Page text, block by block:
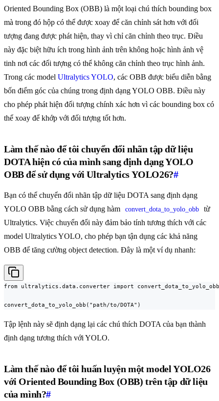
Oriented Bounding Box (OBB) là một loại chú thích bounding box
mà trong đó hộp có thể được xoay để căn chỉnh sát hơn với đối
tượng đang được phát hiện, thay vì chỉ căn chỉnh theo trục. Điều
này đặc biệt hữu ích trong hình ảnh trên không hoặc hình ảnh vệ
tinh nơi các đối tượng có thể không căn chỉnh theo trục hình ảnh.
Trong các model Ultralytics YOLO, các OBB được biểu diễn bằng
bốn điểm góc của chúng trong định dạng YOLO OBB. Điều này
cho phép phát hiện đối tượng chính xác hơn vì các bounding box có
thể xoay để khớp với đối tượng tốt hơn.
Làm thế nào để tôi chuyển đổi nhãn tập dữ liệu
DOTA hiện có của mình sang định dạng YOLO
OBB để sử dụng với Ultralytics YOLO26?#
Bạn có thể chuyển đổi nhãn tập dữ liệu DOTA sang định dạng
YOLO OBB bằng cách sử dụng hàm
convert_dota_to_yolo_obb
từ
Ultralytics. Việc chuyển đổi này đảm bảo tính tương thích với các
model Ultralytics YOLO, cho phép bạn tận dụng các khả năng
OBB để tăng cường object detection. Đây là một ví dụ nhanh:
from ultralytics.data.converter import convert_dota_to_yolo_obb
convert_dota_to_yolo_obb("path/to/DOTA")
Tập lệnh này sẽ định dạng lại các chú thích DOTA của bạn thành
định dạng tương thích với YOLO.
Làm thế nào để tôi huấn luyện một model YOLO26
với Oriented Bounding Box (OBB) trên tập dữ liệu
của mình?#